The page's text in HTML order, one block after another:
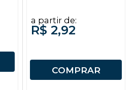
a partir de:
R$ 2,92
COMPRAR